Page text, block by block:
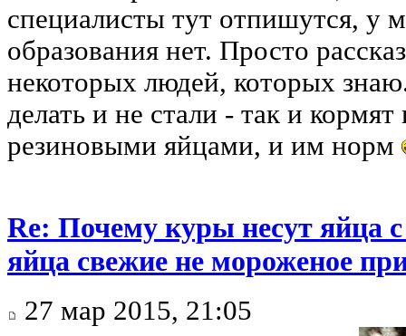
специалисты тут отпишутся, у
образования нет. Просто
некоторых людей, которых
делать и не стали - так и
резиновыми яйцами, и им норм
Re: Почему куры несут яйца
яйца свежие не мороженое
27 мар 2015, 21:05